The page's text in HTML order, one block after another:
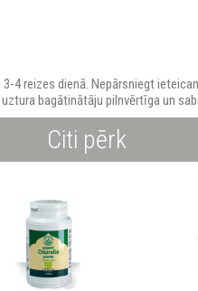
4 reizes dienā. Nepārsniegt
bagātinātāju pilnvērtīga un
Citi pērk